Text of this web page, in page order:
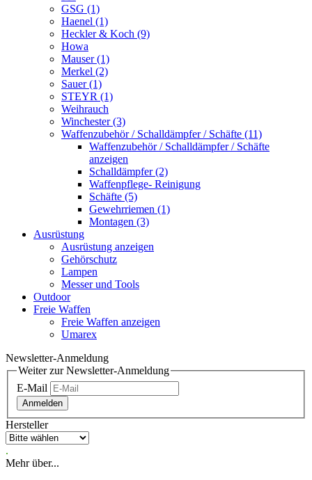
GSG (1)
Haenel (1)
Heckler & Koch (9)
Howa
Mauser (1)
Merkel (2)
Sauer (1)
STEYR (1)
Weihrauch
Winchester (3)
Waffenzubehör / Schalldämpfer / Schäfte (11)
Waffenzubehör / Schalldämpfer / Schäfte
anzeigen
Schalldämpfer (2)
Waffenpflege- Reinigung
Schäfte (5)
Gewehrriemen (1)
Montagen (3)
Ausrüstung
Ausrüstung anzeigen
Gehörschutz
Lampen
Messer und Tools
Outdoor
Freie Waffen
Freie Waffen anzeigen
Umarex
Newsletter-Anmeldung
Weiter zur Newsletter-Anmeldung
E-Mail
Anmelden
Hersteller
.
Mehr über...